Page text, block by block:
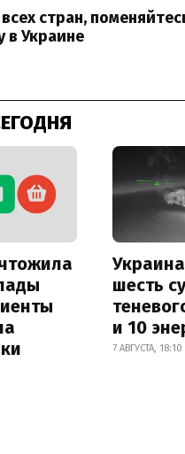
стран,
в Украине
шесть
и 10
7 АВГУСТА, 18:10